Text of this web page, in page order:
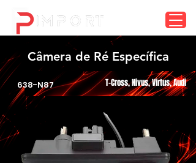
Câmera de Ré Específica
638-N87 T-Cross, Nivus, Virtus, Audi